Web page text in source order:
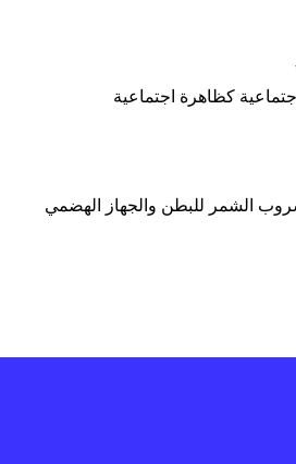
كظاهرة اجتماعية
الشمر للبطن والجهاز الهضمي